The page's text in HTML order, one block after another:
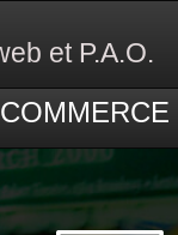
et P.A.O.